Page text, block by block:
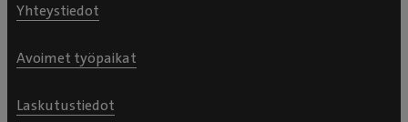
Yhteystiedot
Avoimet työpaikat
Laskutustiedot